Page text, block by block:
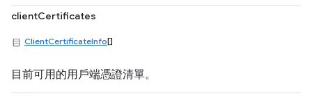
clientCertificates
ClientCertificateInfo[]
目前可用的用戶端憑證清單。